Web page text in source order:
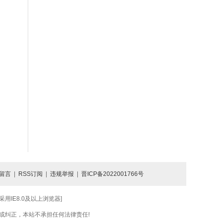
言 RSS订阅 违规举报 晋ICP备2022001766号
用IE8.0及以上浏览器]
纠正，本站不承担任何法律责任!